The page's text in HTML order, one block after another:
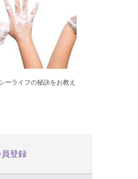
ーライフの秘訣をお教え
登録